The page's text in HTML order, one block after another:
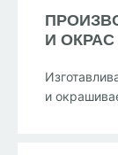
И ОКРАС
и